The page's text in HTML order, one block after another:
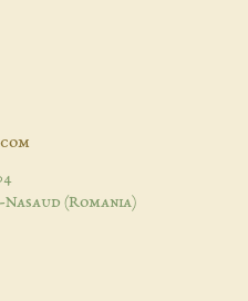
(Romania)